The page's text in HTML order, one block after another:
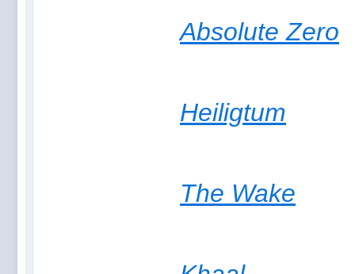
Absolute Zero
Heiligtum
The Wake